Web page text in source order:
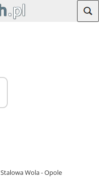
Stalowa Wola - Opole